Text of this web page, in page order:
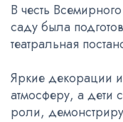
В честь
саду была
театральная
Яркие декорации
атмосферу, а дети
роли,